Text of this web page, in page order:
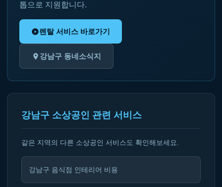
톱으로 지원합니다.
렌탈 서비스 바로가기
강남구 동네소식지
강남구 소상공인 관련 서비스
같은 지역의 다른 소상공인 서비스도 확인해보세요.
강남구 음식점 인테리어 비용